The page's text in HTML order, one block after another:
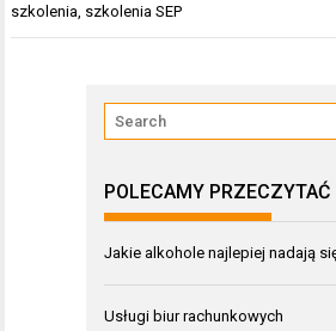
szkolenia szkolenia SEP
POLECAMY PRZECZYTAĆ
Jakie alkohole najlepiej nadają
Usługi biur rachunkowych